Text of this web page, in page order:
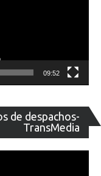
09:52
de despachos-
TransMedia
de